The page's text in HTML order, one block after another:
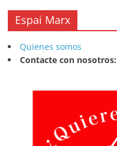
Espai Marx
Quienes somos
Contacte con nosotros: